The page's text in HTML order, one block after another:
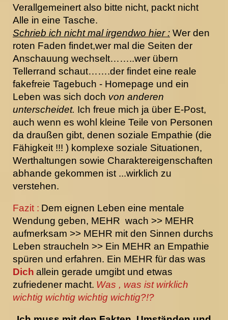
Verallgemeinert also bitte nicht, packt nicht
Alle in eine Tasche.
Schrieb ich nicht mal irgendwo hier : Wer den
roten Faden findet,wer mal die Seiten der
Anschauung wechselt……..wer übern
Tellerrand schaut…….der findet eine reale
fakefreie Tagebuch - Homepage und ein
Leben was sich doch von anderen
unterscheidet. Ich freue mich ja über E-Post,
auch wenn es wohl kleine Teile von Personen
da draußen gibt, denen soziale Empathie (die
Fähigkeit !!! ) komplexe soziale Situationen,
Werthaltungen sowie Charaktereigenschaften
abhande gekommen ist ...wirklich zu
verstehen.
Fazit : Dem eignen Leben eine mentale
Wendung geben, MEHR wach >> MEHR
aufmerksam >> MEHR mit den Sinnen durchs
Leben straucheln >> Ein MEHR an Empathie
spüren und erfahren. Ein MEHR für das was
Dich allein gerade umgibt und etwas
zufriedener macht. Was , was ist wirklich
wichtig wichtig wichtig wichtig?!?